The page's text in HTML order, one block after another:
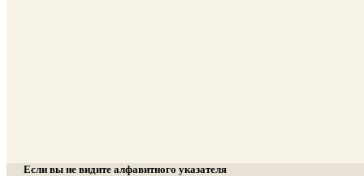
Если вы не видите алфавитного указателя